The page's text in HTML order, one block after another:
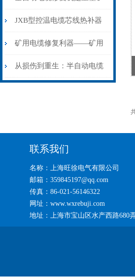
步作业法
山电力动脉的“智能外科医
生”
JXB型控温电缆芯线热补器
安装与接线：精准修复的工
艺基石
矿用电缆修复利器——矿用
电缆热补机智能控温，安全
从损伤到重生：半自动电缆
联系我们
名称：上海旺徐电气有限公司
邮箱：359845197@qq.com
传真：86-021-56146322
网址：www.wxrebuji.com
地址：上海市宝山区水产西路680